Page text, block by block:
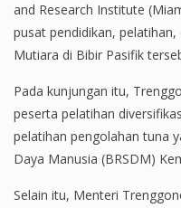
and Research Institute
pusat pendidikan,
Mutiara di Bibir Pasifik
Pada kunjungan itu,
peserta pelatihan
pelatihan pengolahan tuna
Daya Manusia (BRSDM)
Selain itu, Menteri